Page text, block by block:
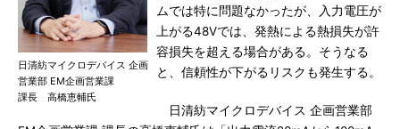
日清紡マイクロデバイス 企画
営業部 EM企画営業課
課長 高橋恵輔氏
ムでは特に問題なかったが、入力電圧が
上がる48Vでは、発熱による熱損失が許
容損失を超える場合がある。そうなる
と、信頼性が下がるリスクも発生する。
日清紡マイクロデバイス 企画営業部